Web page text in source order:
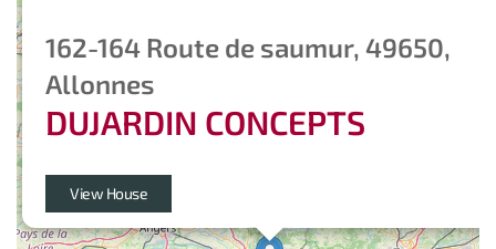
162-164 Route de saumur, 49650,
Allonnes
DUJARDIN CONCEPTS
View House